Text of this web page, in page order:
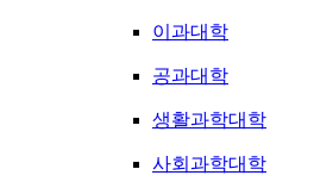
이과대학
공과대학
생활과학대학
사회과학대학